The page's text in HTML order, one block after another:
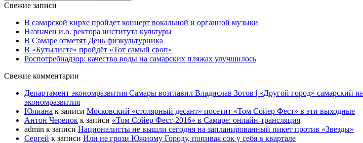
Свежие записи
В самарской кирхе пройдет концерт вокальной и органной музыки
Назначен и.о. ректора института культуры
В Самаре отметят День физкультурника
В «Бутылисте» пройдёт «Тот самый своп»
Роспотребнадзор: качество воды на самарских пляжах улучшилось
Свежие комментарии
Департамент экономразвития Самары возглавил Владислав Зотов | «Другой город» самарский
экономразвития
Юлиана к записи Московский «столярный десант» посетит «Том Сойер Фест» в эти выходные
Антон Черепок к записи «Том Сойер Фест-2016» в Самаре: онлайн-трансляция
admin к записи Националисты не вышли сегодня на запланированный пикет против «Звезды»
Сергей к записи Или не грози Южному Городу, попивая сок у себя в квартале